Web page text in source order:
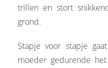
trillen en stort
grond.
Stapje voor stapje
moeder gedurende